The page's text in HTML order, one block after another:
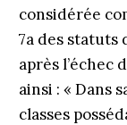
considérée
7a des statuts
après l’échec
ainsi : « Dans
classes